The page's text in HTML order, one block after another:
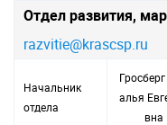
Отдел развития,
razvitie@krascsp.ru
Начальник
отдела
алья
вна